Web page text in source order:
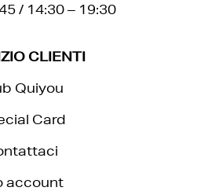
/ 14:30 – 19:30
CLIENTI
Quiyou
Card
account